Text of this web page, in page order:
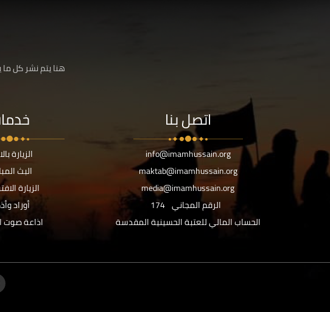
هنا يتم نشر كل
اتصل بنا
info@imamhussain.org
maktab@imamhussain.org
media@imamhussain.org
الرقم المجاني 174
الحساب المالي للعتبة الحسينية المقدسة
الزيارة
البث
الزيارة
أوراد
اذاعة صوت